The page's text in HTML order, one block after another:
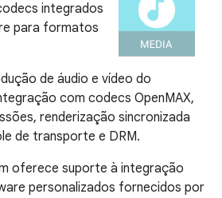
integrados
para formatos
de áudio e vídeo do
com codecs OpenMAX,
renderização sincronizada
de transporte e DRM.
oferece suporte à integração
personalizados fornecidos por